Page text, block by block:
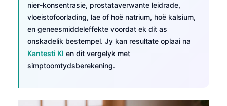
nier-konsentrasie, prostataverwante leidrade,
vloeistofoorlading, lae of hoë natrium, hoë kalsium,
en geneesmiddeleffekte voordat ek dit as
onskadelik bestempel. Jy kan resultate oplaai na
Kantesti KI en dit vergelyk met
simptoomtydsberekening.